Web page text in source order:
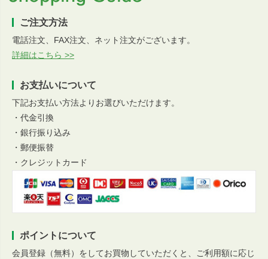
ご注文方法
電話注文、FAX注文、ネット注文がございます。
詳細はこちら >>
お支払いについて
下記お支払い方法よりお選びいただけます。
・代金引換
・銀行振り込み
・郵便振替
・クレジットカード
ポイントについて
会員登録（無料）をしてお買物していただくと、ご利用額に応じ